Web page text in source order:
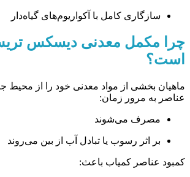
سازگاری کامل با آکواریوم‌های گیاه‌دار
چرا مکمل معدنی دیسکس
است؟
ماهیان بخشی از مواد معدنی خود را از محیط
عناصر به مرور زمان:
مصرف می‌شوند
بر اثر رسوب یا تبادل آب از بین می‌روند
کمبود عناصر کمیاب باعث: